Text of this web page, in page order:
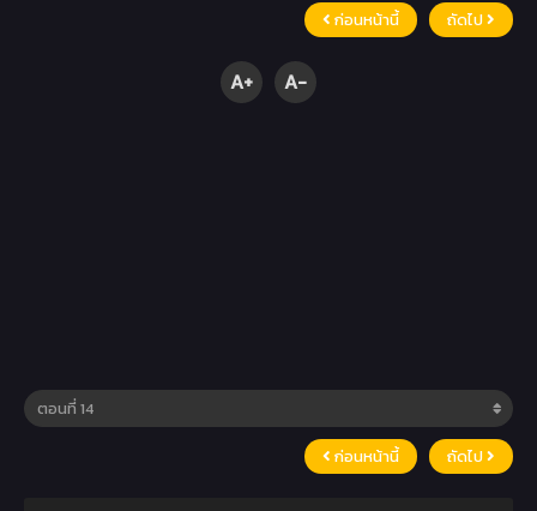
ก่อนหน้านี้ ถัดไป
A+ A-
ก่อนหน้านี้ ถัดไป